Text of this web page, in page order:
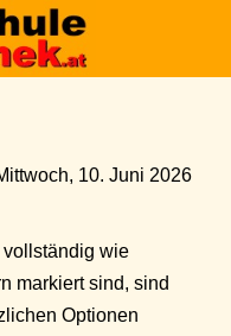
10. Juni 2026
vollständig wie
markiert sind, sind
Optionen